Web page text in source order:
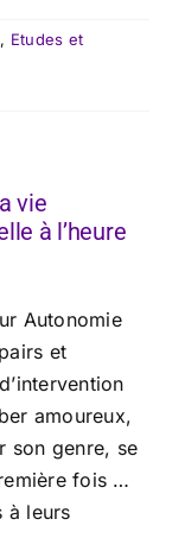
, Etudes et
vie
à l’heure
Autonomie
et
amoureux,
son genre, se
fois …
à leurs